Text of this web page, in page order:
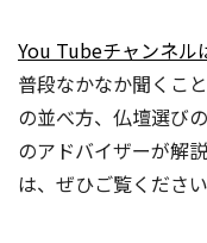
You Tubeチャンネル
普段なかなか聞くこ
の並べ方、仏壇選び
のアドバイザーが解
は、ぜひご覧ください